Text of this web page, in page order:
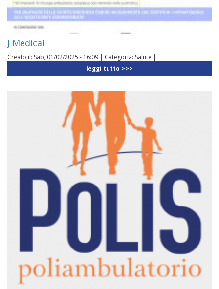
J Medical
Creato il: Sab, 01/02/2025 - 16:09 | Categoria: Salute |
leggi tutto >>>